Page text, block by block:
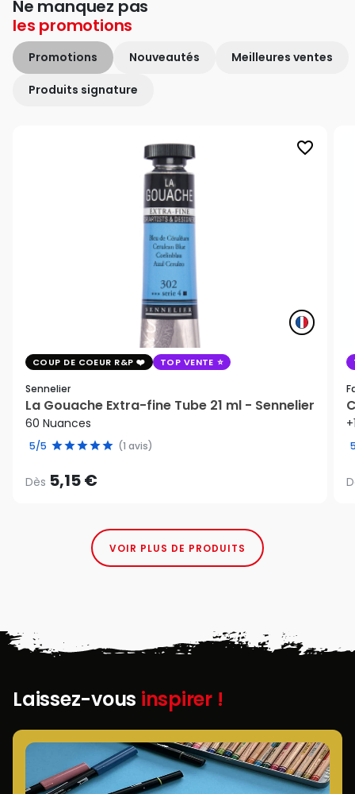
Ne manquez pas
les promotions
Promotions Nouveautés Meilleures ventes
Produits signature
favorite_border
COUP DE COEUR R&P TOP VENTE
Sennelier
La Gouache Extra-fine Tube 21 ml - Sennelier
60 Nuances
5/5 (1 avis)
Dès 5,15 €
VOIR PLUS DE PRODUITS
Laissez-vous inspirer !